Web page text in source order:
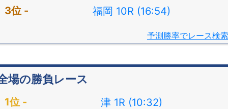
福岡 10R (16:54)
予測勝率でレース検索
場の勝負レース
津 1R (10:32)